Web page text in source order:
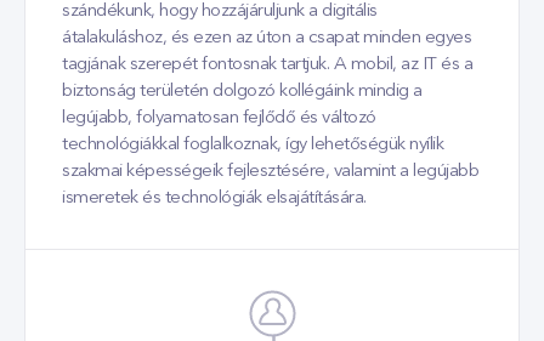
szándékunk, hogy hozzájáruljunk a digitális
átalakuláshoz, és ezen az úton a csapat minden egyes
tagjának szerepét fontosnak tartjuk. A mobil, az IT és a
biztonság területén dolgozó kollégáink mindig a
legújabb, folyamatosan fejlődő és változó
technológiákkal foglalkoznak, így lehetőségük nyílik
szakmai képességeik fejlesztésére, valamint a legújabb
ismeretek és technológiák elsajátítására.